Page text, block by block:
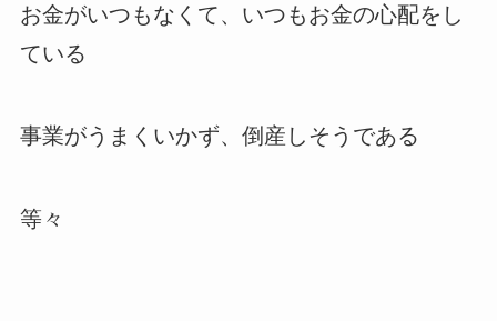
お金がいつもなくて、いつもお金の心配をし
ている
事業がうまくいかず、倒産しそうである
等々